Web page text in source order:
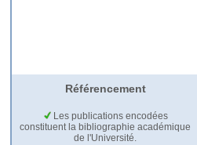
Référencement
Les publications encodées
constituent la bibliographie académique
de l'Université.